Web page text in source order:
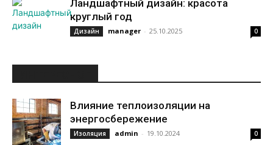
Ландшафтный дизайн: красота
круглый год
Дизайн manager - 25.10.2025 0
Влияние теплоизоляции на
энергосбережение
Изоляция admin - 19.10.2024 0